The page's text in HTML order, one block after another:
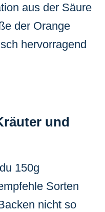
aus der Säure
der Orange
hervorragend
und
150g
Sorten
nicht so